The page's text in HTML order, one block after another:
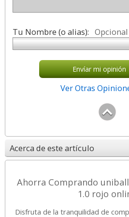
Tu Nombre (o alias): Opcional
Envíar mi opinión
Ver Otras
Acerca de este artículo
Ahorra Comprando
1.0 rojo
Disfruta de la tranquilidad de